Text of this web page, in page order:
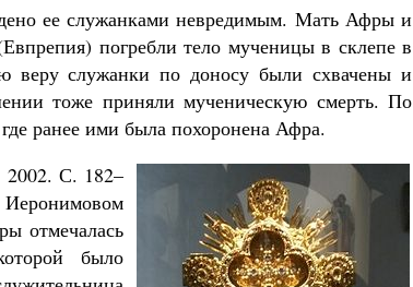
ее служанками невредимым. Мать Афры и
погребли тело мученицы в склепе в
веру служанки по доносу были схвачены и
тоже приняли мученическую смерть. По
ранее ими была похоронена Афра.
2002. С. 182–
отмечалась
было